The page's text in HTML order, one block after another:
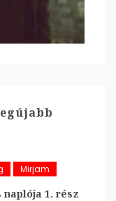
Mirjam
naplója 1. rész